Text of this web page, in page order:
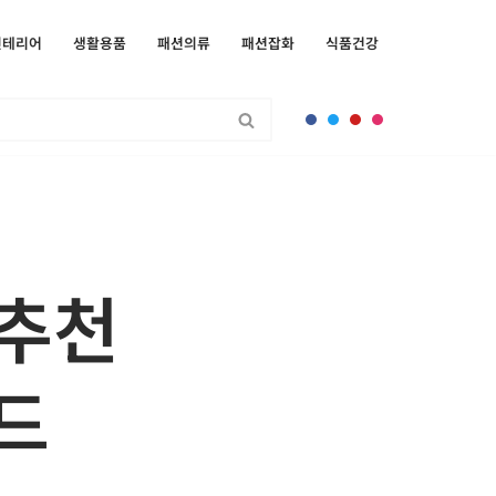
리어 생활용품 패션의류 패션잡화 식품건강
천